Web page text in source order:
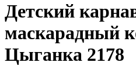
Детский
маскарадный
Цыганка 2178